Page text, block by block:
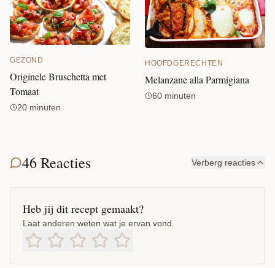
GEZOND
Originele Bruschetta met
Tomaat
20 minuten
HOOFDGERECHTEN
Melanzane alla Parmigiana
60 minuten
46 Reacties Verberg reacties
Heb jij dit recept gemaakt?
Laat anderen weten wat je ervan vond.